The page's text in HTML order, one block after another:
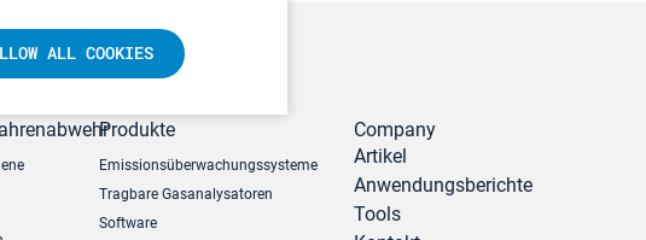
ALL COOKIES
Produkte
Emissionsüberwachungssysteme
Tragbare Gasanalysatoren
Software
Company
Artikel
Anwendungsberichte
Tools